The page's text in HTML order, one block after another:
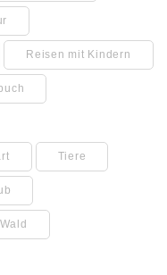
Reisen mit Kindern
Tiere
Wald